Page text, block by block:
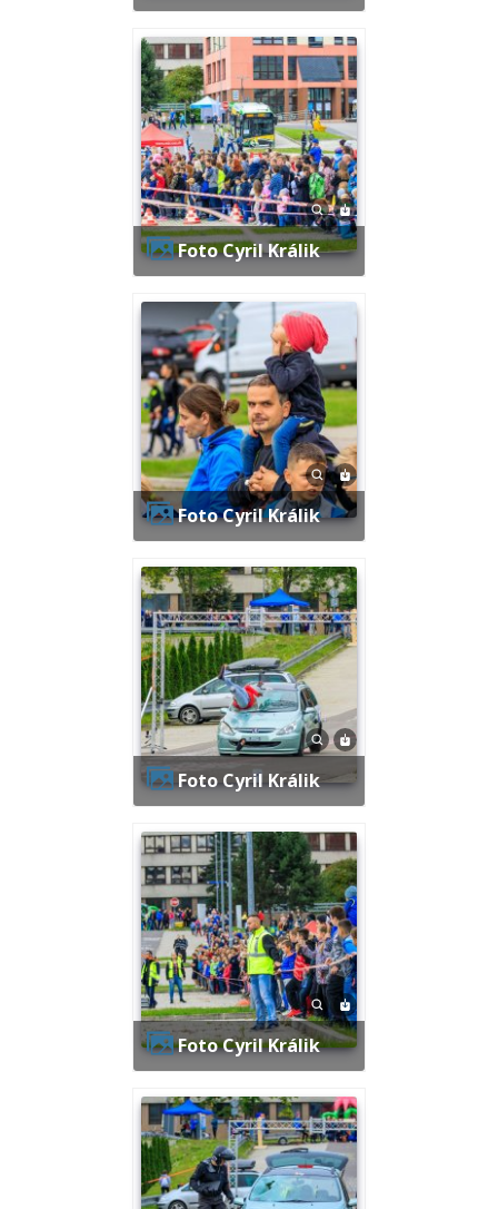
Foto Cyril Králik
Foto Cyril Králik
Foto Cyril Králik
Foto Cyril Králik